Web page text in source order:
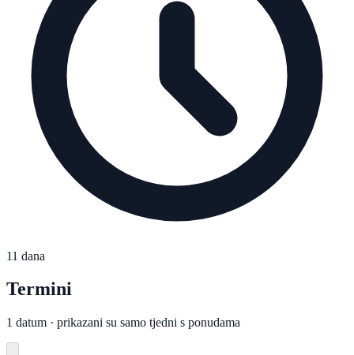
11 dana
Termini
1 datum · prikazani su samo tjedni s ponudama